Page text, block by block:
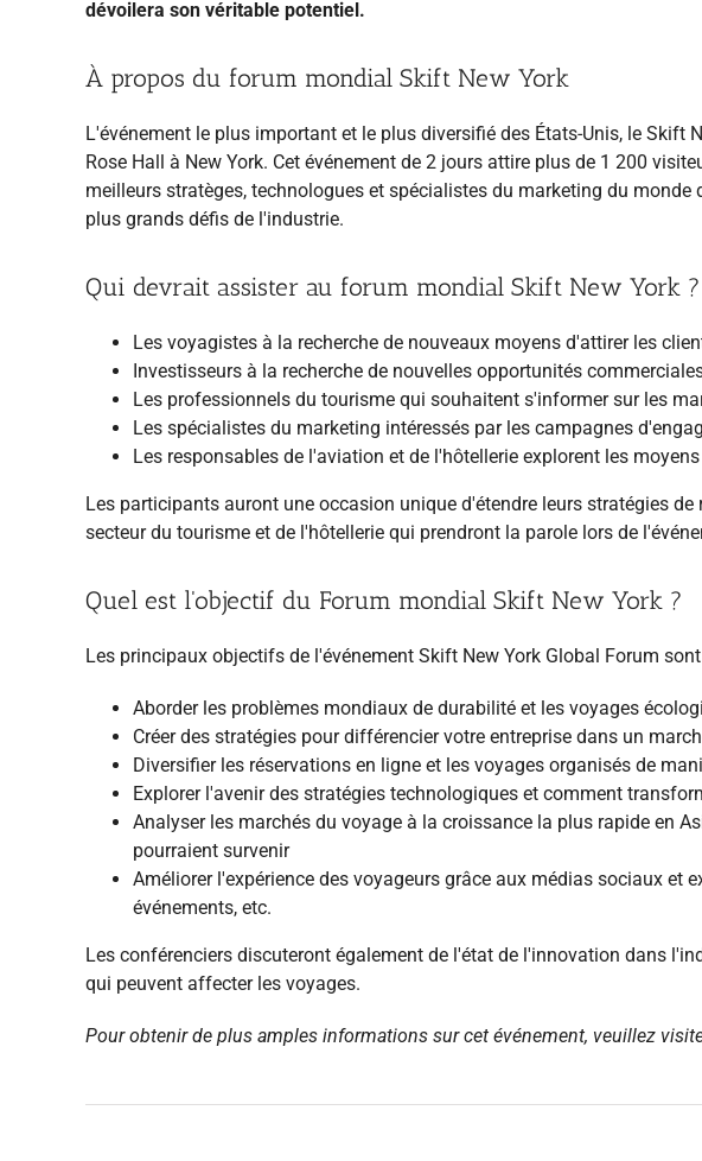
dévoilera son véritable potentiel.
À propos du forum mondial Skift New York
L'événement le plus important et le plus diversifié des États-Unis, le Skift
Rose Hall à New York. Cet événement de 2 jours attire plus de 1 200
meilleurs stratèges, technologues et spécialistes du marketing du
plus grands défis de l'industrie.
Qui devrait assister au forum mondial Skift New York ?
Les voyagistes à la recherche de nouveaux moyens d'attirer les
Investisseurs à la recherche de nouvelles opportunités
Les professionnels du tourisme qui souhaitent s'informer sur les
Les spécialistes du marketing intéressés par les campagnes
Les responsables de l'aviation et de l'hôtellerie explorent les
Les participants auront une occasion unique d'étendre leurs stratégies
secteur du tourisme et de l'hôtellerie qui prendront la parole lors de
Quel est l'objectif du Forum mondial Skift New York ?
Les principaux objectifs de l'événement Skift New York Global Forum
Aborder les problèmes mondiaux de durabilité et les voyages
Créer des stratégies pour différencier votre entreprise dans un
Diversifier les réservations en ligne et les voyages organisés de
Explorer l'avenir des stratégies technologiques et comment
Analyser les marchés du voyage à la croissance la plus rapide en
pourraient survenir
Améliorer l'expérience des voyageurs grâce aux médias sociaux et
événements, etc.
Les conférenciers discuteront également de l'état de l'innovation dans
qui peuvent affecter les voyages.
Pour obtenir de plus amples informations sur cet événement, veuillez